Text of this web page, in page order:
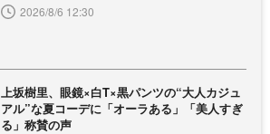
2026/8/6 12:30
上坂樹里、眼鏡×白T×黒パンツの“大人カジュ
アル”な夏コーデに「オーラある」「美人すぎ
る」称賛の声